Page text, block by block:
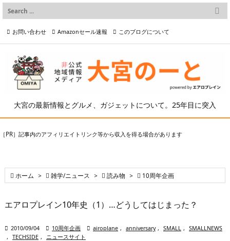
大宮の最新情報とグルメ、ガジェットについて。25年目に突入

メニュー

検索
お問い合わせ Amazonセール速報 このブログについて
プライバシーポリシー等
［PR］記事内のアフィリエイトリンク等から収入を得る場合があります
 ホーム >  雑学/ニュース >  読み物 >  10周年企画
エアロプレイン10年史（1）…どうしてはじまった？
 2010/09/04  10周年企画  airoplane , anniversary , SMALL ,
SMALLNEWS
,
TECHSIDE , ニュースサイト